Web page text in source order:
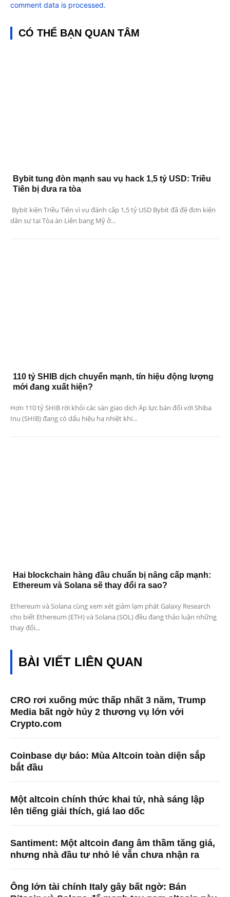
comment data is processed.
CÓ THỂ BẠN QUAN TÂM
Bybit tung đòn mạnh sau vụ hack 1,5 tỷ USD: Triều
Tiên bị đưa ra tòa
Bybit kiện Triều Tiên vì vụ đánh cắp 1,5 tỷ USD Bybit đã đệ đơn kiện
dân sự tại Tòa án Liên bang Mỹ ở...
110 tỷ SHIB dịch chuyển mạnh, tín hiệu động lượng
mới đang xuất hiện?
Hơn 110 tỷ SHIB rời khỏi các sàn giao dịch Áp lực bán đối với Shiba
Inu (SHIB) đang có dấu hiệu hạ nhiệt khi...
Hai blockchain hàng đầu chuẩn bị nâng cấp mạnh:
Ethereum và Solana sẽ thay đổi ra sao?
Ethereum và Solana cùng xem xét giảm lạm phát Galaxy Research
cho biết Ethereum (ETH) và Solana (SOL) đều đang thảo luận những
thay đổi...
BÀI VIẾT LIÊN QUAN
CRO rơi xuống mức thấp nhất 3 năm, Trump
Media bất ngờ hủy 2 thương vụ lớn với
Crypto.com
Coinbase dự báo: Mùa Altcoin toàn diện sắp
bắt đầu
Một altcoin chính thức khai tử, nhà sáng lập
lên tiếng giải thích, giá lao dốc
Santiment: Một altcoin đang âm thầm tăng giá,
nhưng nhà đầu tư nhỏ lẻ vẫn chưa nhận ra
Ông lớn tài chính Italy gây bất ngờ: Bán